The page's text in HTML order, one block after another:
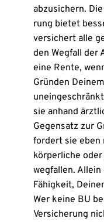
abzusichern.
rung bietet
versichert alle
den Wegfall der
eine Rente,
Gründen
sie anhand
Gegensatz zur
fordert sie eben
körperliche
wegfallen.
Fähigkeit,
Wer keine BU
Versicherung